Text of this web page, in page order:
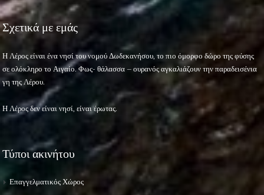
Σχετικά με εμάς
Η Λέρος είναι ένα νησί του νομού Δωδεκανήσου, το πιο όμορφο δώρο της φύσης
σε ολόκληρο το Αιγαίο. Φως- θάλασσα – ουρανός αγκαλιάζουν την παραδεισένια
γη της Λέρου.
Η Λέρος δεν είναι νησί, είναι έρωτας.
Τύποι ακινήτου
Επαγγελματικός Χώρος